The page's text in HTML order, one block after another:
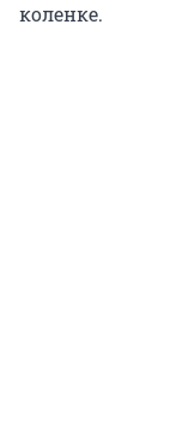
коленке.